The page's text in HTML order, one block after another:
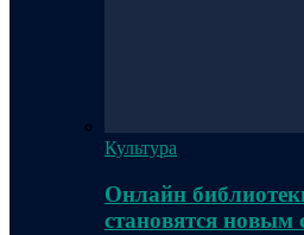
Культура
Онлайн
становятся новым